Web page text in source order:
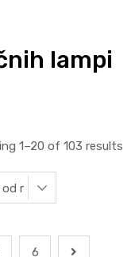
lampi
1–20 of 103 results
6